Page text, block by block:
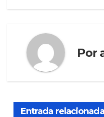
Por
Entrada relacionada